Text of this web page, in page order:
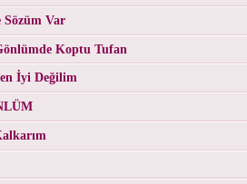
Sözüm Var
Koptu Tufan
İyi Değilim